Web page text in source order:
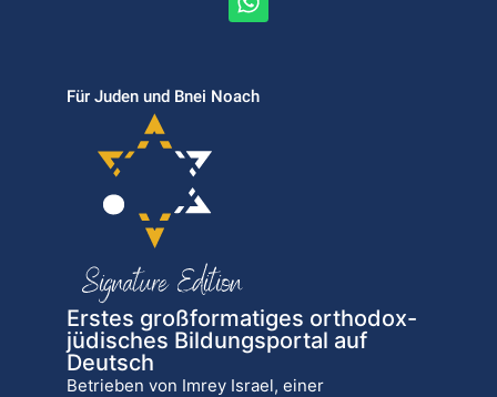
Für Juden und Bnei Noach
Erstes großformatiges orthodox-
jüdisches Bildungsportal auf
Deutsch
Betrieben von Imrey Israel, einer